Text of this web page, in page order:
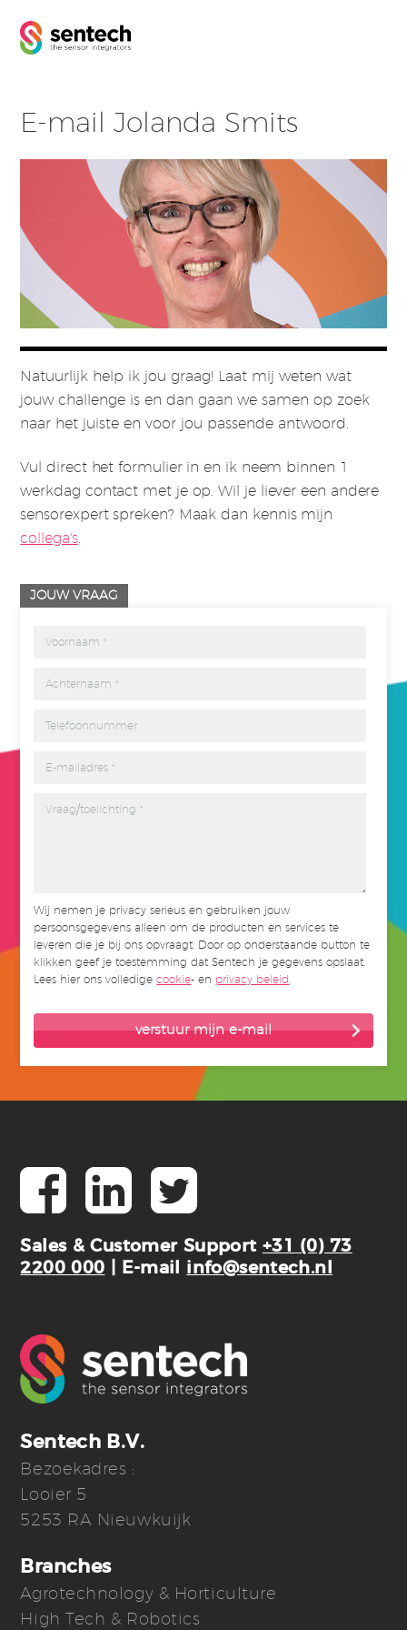
E-mail Jolanda Smits
Natuurlijk help ik jou graag! Laat mij weten wat
jouw challenge is en dan gaan we samen op zoek
naar het juiste en voor jou passende antwoord.
Vul direct het formulier in en ik neem binnen 1
werkdag contact met je op. Wil je liever een andere
sensorexpert spreken? Maak dan kennis mijn
collega's.
JOUW VRAAG
Wij nemen je privacy serieus en gebruiken jouw
persoonsgegevens alleen om de producten en services te
leveren die je bij ons opvraagt. Door op onderstaande button te
klikken geef je toestemming dat Sentech je gegevens opslaat.
Lees hier ons volledigecookie- en privacy beleid
Sales & Customer Support +31 (0) 73
2200 000 | E-mail info@sentech.nl
Sentech B.V.
Bezoekadres :
Looier 5
5253 RA Nieuwkuijk
Branches
Agrotechnology & Horticulture
High Tech & Robotics